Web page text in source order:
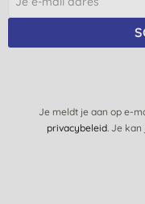
Je meldt je aan op e-
privacybeleid. Je kan